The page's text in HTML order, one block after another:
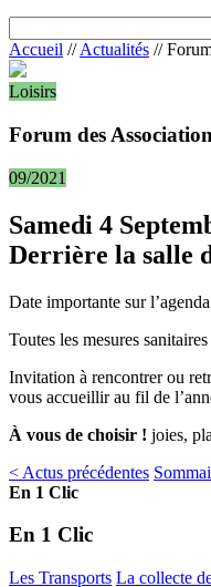
Accueil //Actualités //
Loisirs
Forum des
09/2021
Samedi 4
Derrière la salle
Date importante sur
Toutes les mesures
Invitation à rencontrer ou
vous accueillir au fil de
À vous de choisir ! joies,
< Actus précédentes
En 1 Clic
En 1 Clic
Les Transports La collecte